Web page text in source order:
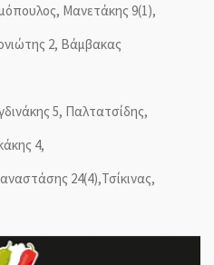
Μανετάκης 9(1),
2, Βάμβακας
5, Παλτατσίδης,
4,
24(4),Τσίκινας,